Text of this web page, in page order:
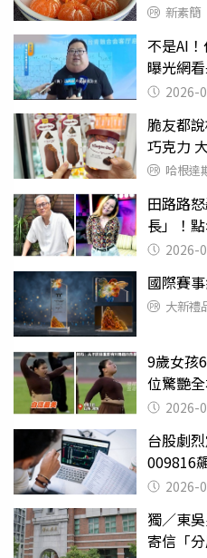
新素簡
不是AI
曝光網
2026-
脆友都
巧克力
哈根達
田路路
長」！
應了2026-
國際賽
大新禮
9歲女孩
位驚艷
2026-
台股劇
009816
主動式
2026-
獨／東
寄信「